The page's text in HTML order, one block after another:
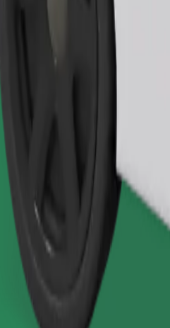
mit hochwertiger Ausstattung